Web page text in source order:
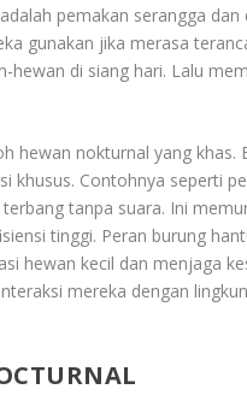
pemakan serangga
gunakan jika merasa
di siang hari. Lalu
hewan nokturnal yang khas.
Contohnya seperti
tanpa suara. Ini
tinggi. Peran burung
hewan kecil dan menjaga
mereka dengan